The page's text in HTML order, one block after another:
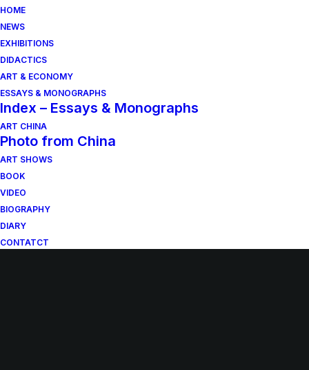
HOME
NEWS
EXHIBITIONS
DIDACTICS
ART & ECONOMY
ESSAYS & MONOGRAPHS
Index – Essays & Monographs
ART CHINA
Photo from China
ART SHOWS
BOOK
VIDEO
BIOGRAPHY
DIARY
CONTATCT